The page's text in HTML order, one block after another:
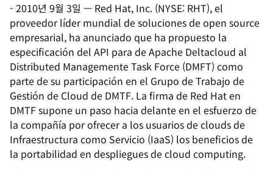
- 2010년 9월 3일 — Red Hat, Inc. (NYSE: RHT), el
proveedor líder mundial de soluciones de open source
empresarial, ha anunciado que ha propuesto la
especificación del API para de Apache Deltacloud al
Distributed Managemente Task Force (DMFT) como
parte de su participación en el Grupo de Trabajo de
Gestión de Cloud de DMTF. La firma de Red Hat en
DMTF supone un paso hacia delante en el esfuerzo de
la compañía por ofrecer a los usuarios de clouds de
Infraestructura como Servicio (IaaS) los beneficios de
la portabilidad en despliegues de cloud computing.